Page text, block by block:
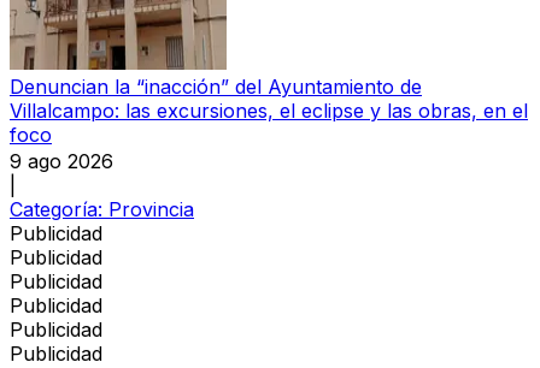
Denuncian la “inacción” del Ayuntamiento de
Villalcampo: las excursiones, el eclipse y las obras, en el
foco
9 ago 2026
Categoría: Provincia
Publicidad
Publicidad
Publicidad
Publicidad
Publicidad
Publicidad